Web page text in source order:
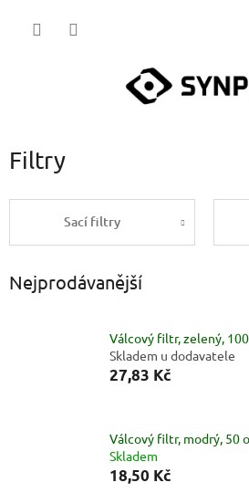
Filtry
Sací filtry
Nejprodávanější
Válcový filtr, zelený,
Skladem u dodavatele
27,83 Kč
Válcový filtr, modrý, 50
Skladem
18,50 Kč